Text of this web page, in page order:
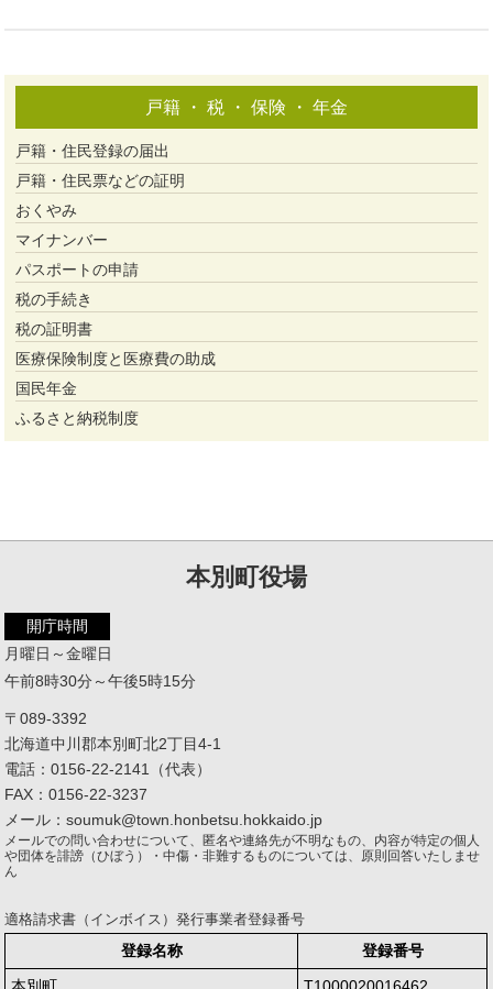
戸籍 ・ 税 ・ 保険 ・ 年金
戸籍・住民登録の届出
戸籍・住民票などの証明
おくやみ
マイナンバー
パスポートの申請
税の手続き
税の証明書
医療保険制度と医療費の助成
国民年金
ふるさと納税制度
本別町役場
開庁時間
月曜日～金曜日
午前8時30分～午後5時15分
〒089-3392
北海道中川郡本別町北2丁目4-1
電話：0156-22-2141（代表）
FAX：0156-22-3237
メール：soumuk@town.honbetsu.hokkaido.jp
メールでの問い合わせについて、匿名や連絡先が不明なもの、内容が特定の個人
や団体を誹謗（ひぼう）・中傷・非難するものについては、原則回答いたしませ
ん
適格請求書（インボイス）発行事業者登録番号
登録名称
登録番号